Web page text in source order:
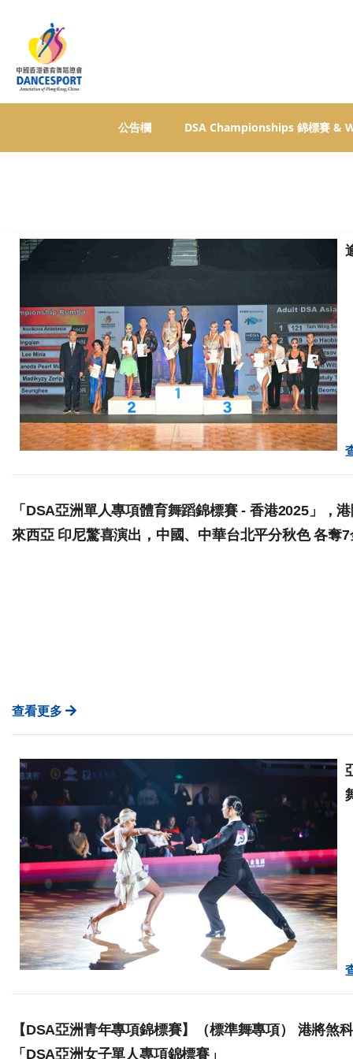
公告欄 DSA Championships 錦標賽 &
「DSA亞洲單人專項體育舞蹈錦標賽 - 香港2025」，
來西亞 印尼驚喜演出，中國、中華台北平分秋色 各奪
查看更多
【DSA亞洲青年專項錦標賽】（標準舞專項） 港將
「DSA亞洲女子單人專項錦標賽」